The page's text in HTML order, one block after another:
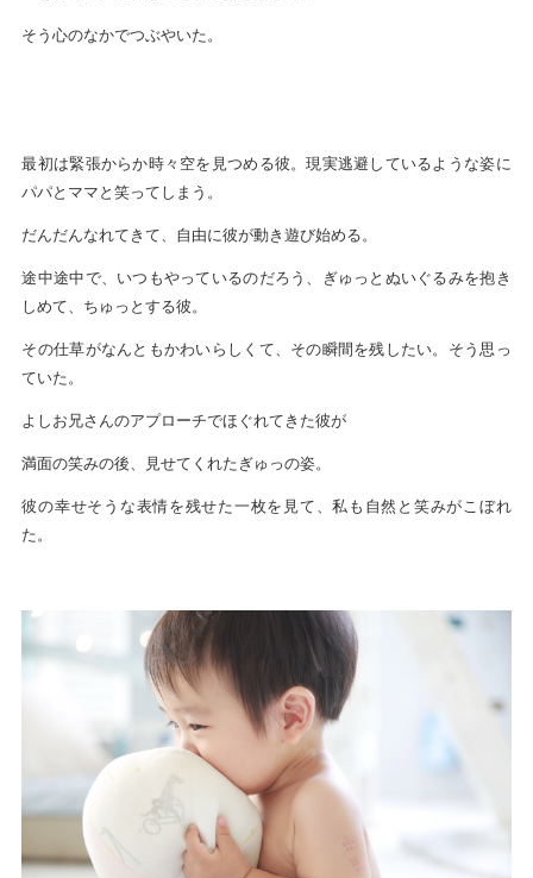
そう心のなかでつぶやいた。
最初は緊張からか時々空を見つめる彼。現実逃避しているような姿に
パパとママと笑ってしまう。
だんだんなれてきて、自由に彼が動き遊び始める。
途中途中で、いつもやっているのだろう、ぎゅっとぬいぐるみを抱き
しめて、ちゅっとする彼。
その仕草がなんともかわいらしくて、その瞬間を残したい。そう思っ
ていた。
よしお兄さんのアプローチでほぐれてきた彼が
満面の笑みの後、見せてくれたぎゅっの姿。
彼の幸せそうな表情を残せた一枚を見て、私も自然と笑みがこぼれ
た。